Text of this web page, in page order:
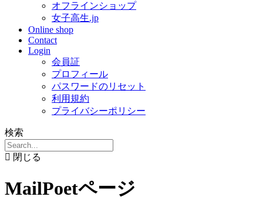
オフラインショップ
女子高生.jp
Online shop
Contact
Login
会員証
プロフィール
パスワードのリセット
利用規約
プライバシーポリシー
検索
閉じる
MailPoetページ